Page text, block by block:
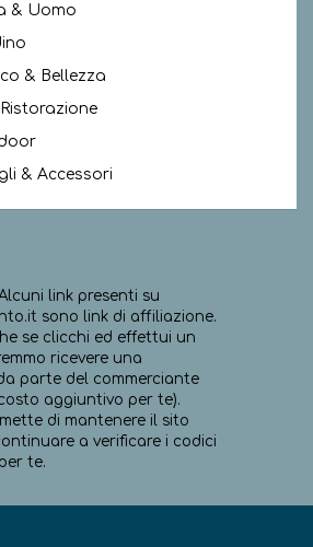
& Uomo
& Bellezza
& Accessori
link presenti su
sono link di affiliazione.
se clicchi ed effettui un
ricevere una
parte del commerciante
aggiuntivo per te).
di mantenere il sito
a verificare i codici
te.